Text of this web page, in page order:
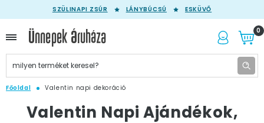
SZÜLINAPI ZSÚR LÁNYBÚCSÚ ESKÜVŐ
0
Főoldal Valentin napi dekoráció
Valentin Napi Ajándékok,